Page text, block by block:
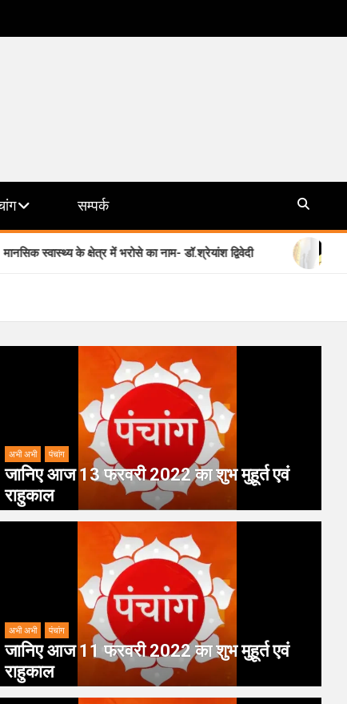
सम्पर्क
के क्षेत्र में भरोसे का नाम- डॉ.श्रेयांश द्विवेदी योगी सरकार की
अभी अभी पंचांग
जानिए आज 13 फरवरी 2022 का शुभ मुहूर्त एवं
राहुकाल
अभी अभी पंचांग
जानिए आज 11 फरवरी 2022 का शुभ मुहूर्त एवं
राहुकाल